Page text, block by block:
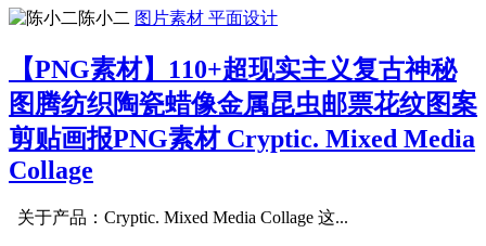
陈小二 图片素材 平面设计
【PNG素材】110+超现实主义复古神秘
图腾纺织陶瓷蜡像金属昆虫邮票花纹图案
剪贴画报PNG素材 Cryptic. Mixed Media
Collage
关于产品：Cryptic. Mixed Media Collage 这...